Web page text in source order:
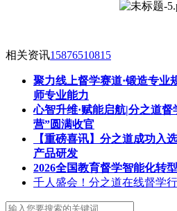
相关资讯15876510815
聚力线上督学赛道·锻造专业
师专业能力
心智升维·赋能启航|分之道督
营”圆满收官
【重磅喜讯】分之道成功入
产品研发
2026全国教育督学智能化转
千人盛会！分之道在线督学